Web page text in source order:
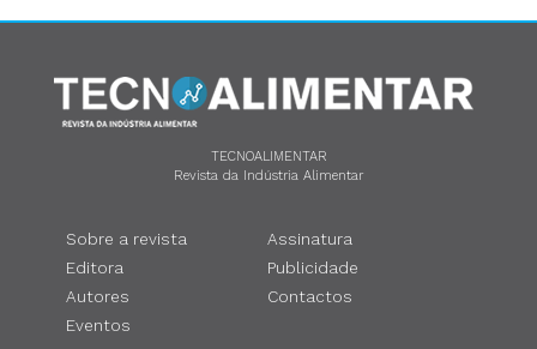
TECNOALIMENTAR
Revista da Indústria Alimentar
Sobre a revista
Editora
Autores
Eventos
Assinatura
Publicidade
Contactos